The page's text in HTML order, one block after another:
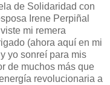
de Solidaridad con
Irene Perpiñal
mi remera
(ahora aquí en mi
yo sonreí para mis
de muchos más que
revolucionaria a